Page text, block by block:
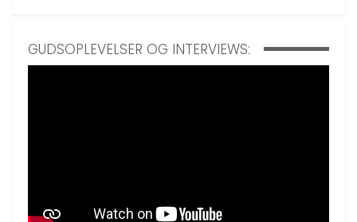
GUDSOPLEVELSER OG INTERVIEWS: